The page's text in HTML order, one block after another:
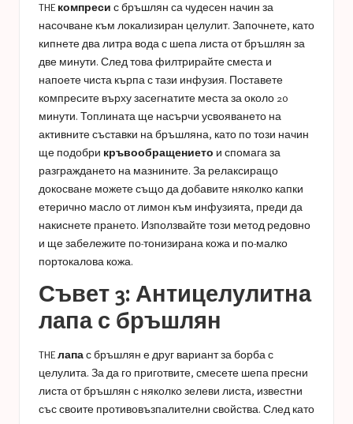
THE компреси с бръшлян са чудесен начин за
насочване към локализиран целулит. Започнете, като
кипнете два литра вода с шепа листа от бръшлян за
две минути. След това филтрирайте сместа и
напоете чиста кърпа с тази инфузия. Поставете
компресите върху засегнатите места за около 20
минути. Топлината ще насърчи усвояването на
активните съставки на бръшляна, като по този начин
ще подобри кръвообращението и спомага за
разграждането на мазнините. За релаксиращо
докосване можете също да добавите няколко капки
етерично масло от лимон към инфузията, преди да
накиснете прането. Използвайте този метод редовно
и ще забележите по-тонизирана кожа и по-малко
портокалова кожа.
Съвет 3: Антицелулитна
лапа с бръшлян
THEлапас бръшлян е друг вариант за борба с
целулита. За да го приготвите, смесете шепа пресни
листа от бръшлян с няколко зелеви листа, известни
със своите противовъзпалителни свойства. След като